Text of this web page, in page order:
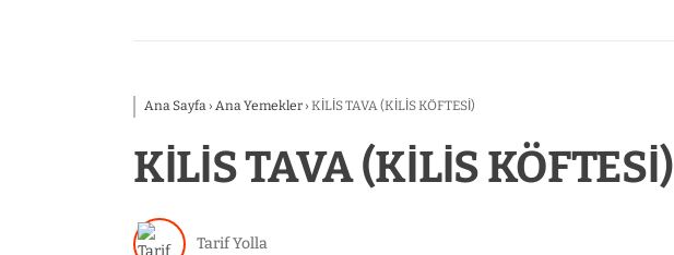
Ana Sayfa › Ana Yemekler › KİLİS TAVA (KİLİS KÖFTESİ)
KİLİS TAVA (KİLİS KÖFTESİ)
Tarif Yolla